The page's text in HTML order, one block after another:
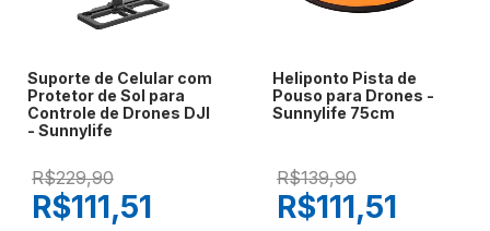
Suporte de Celular com
Protetor de Sol para
Controle de Drones DJI
- Sunnylife
R$229,90
R$111,51
Heliponto Pista de
Pouso para Drones -
Sunnylife 75cm
R$139,90
R$111,51